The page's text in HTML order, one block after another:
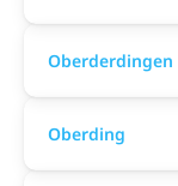
Oberderdingen
Oberding